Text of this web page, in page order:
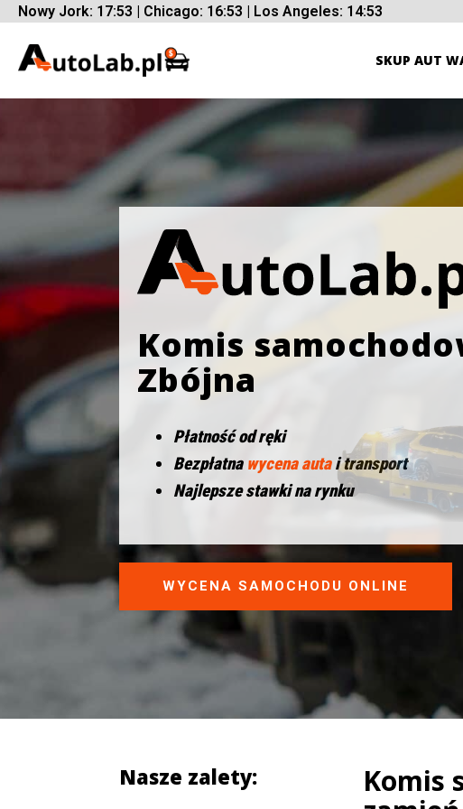
Nowy Jork: 17:53 | Chicago: 16:53 | Los Angeles: 14:53
SKUP AUT
Komis
Zbójna
Płatność od ręki
Bezpłatna wycena autai transport
Najlepsze stawki na rynku
WYCENA SAMOCHODU ONLINE
Nasze zalety:
Komis